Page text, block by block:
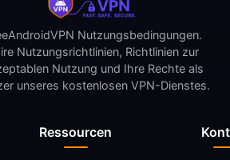
Ressourcen
Nutzungsbedingungen.
Nutzungsrichtlinien, Richtlinien zur
Nutzung und Ihre Rechte als
unseres kostenlosen VPN-Dienstes.